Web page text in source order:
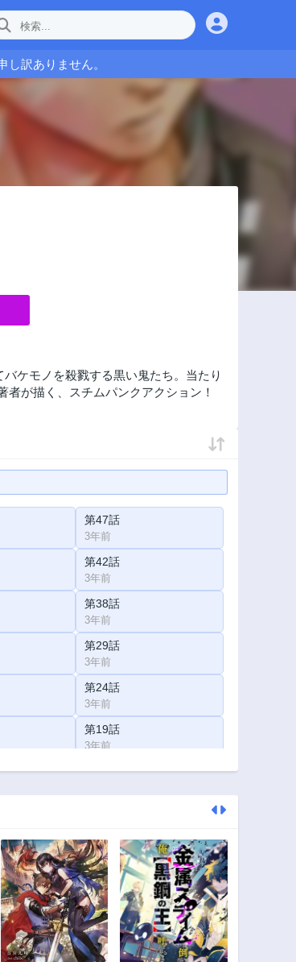
訳ありません。
ケモノを殺戮する黒い鬼たち。当たり
が描く、スチムパンクアクション！
第47話
3年前
第42話
3年前
第38話
3年前
第29話
3年前
第24話
3年前
第19話
3年前
第14話
第4話
3年前
話
前